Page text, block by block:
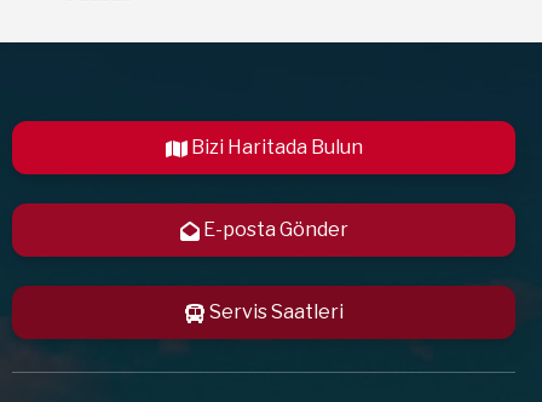
Bizi Haritada Bulun
E-posta Gönder
Servis Saatleri